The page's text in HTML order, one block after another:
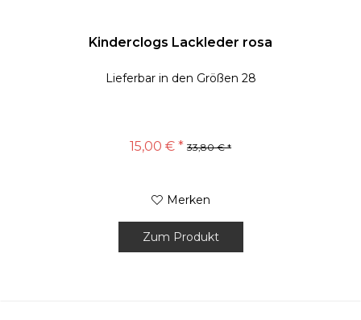
Kinderclogs Lackleder rosa
Lieferbar in den Größen 28
15,00 € * 33,80 € *
Merken
Zum Produkt